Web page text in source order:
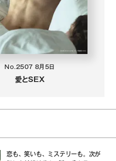
No.2507 8月5日
愛とSEX
恋も、笑いも、ミステリーも。次が